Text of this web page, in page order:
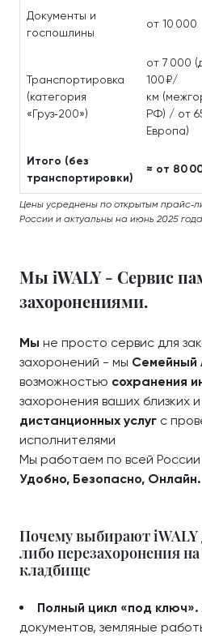
Документы и
госпошлины
от 10 000
Транспортировка
(категория
«Груз‑200»)
от 7 000
100 ₽/
км
РФ) / от
Европа)
Итого (без
транспортировки)
≈ от 80
Цены усреднены по открытым
России и актуальны на июнь 2025
Мы iWALY - Сервис
захоронениями.
Мы не просто сервис для
захоронений - мы Семейный
возможностью сохранения
захоронения ваших близких и
дистанционных услуг с
исполнителями
Мы работаем по всей России
Удобно, Безопасно, Онлайн.
Почему выбирают iWALY
либо перезахоронения
кладбище
Полный цикл «под ключ».
документов, земляные